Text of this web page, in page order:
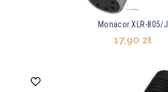
Monacor XLR-805/J
17,90 zł